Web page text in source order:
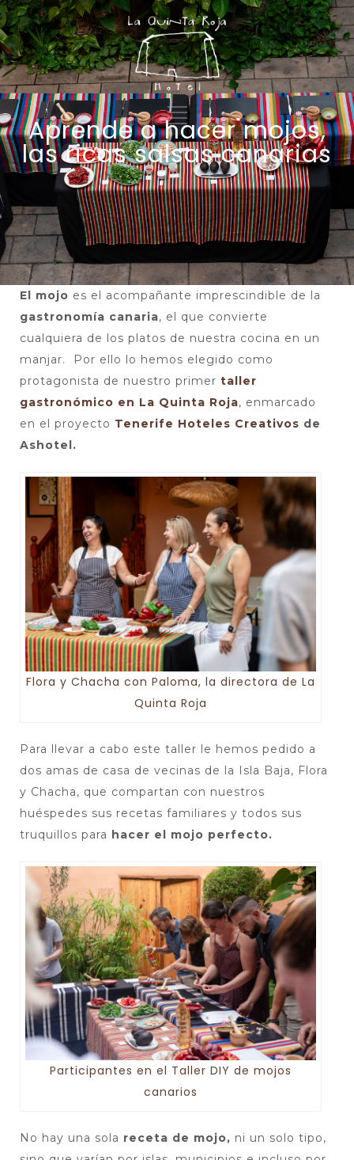
Aprende a hacer mojos,
las ricas salsas canarias
El mojo es el acompañante imprescindible de la
gastronomía canaria, el que convierte
cualquiera de los platos de nuestra cocina en un
manjar. Por ello lo hemos elegido como
protagonista de nuestro primer taller
gastronómico en La Quinta Roja, enmarcado
en el proyecto Tenerife Hoteles Creativos de
Ashotel.
Flora y Chacha con Paloma, la directora de La
Quinta Roja
Para llevar a cabo este taller le hemos pedido a
dos amas de casa de vecinas de la Isla Baja, Flora
y Chacha, que compartan con nuestros
huéspedes sus recetas familiares y todos sus
truquillos para hacer el mojo perfecto.
Participantes en el Taller DIY de mojos
canarios
No hay una sola receta de mojo, ni un solo tipo,